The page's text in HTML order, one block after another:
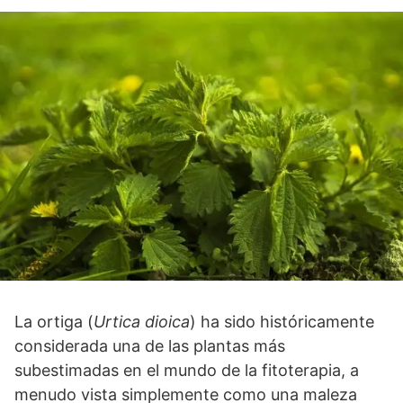
La ortiga (Urtica dioica) ha sido históricamente
considerada una de las plantas más
subestimadas en el mundo de la fitoterapia, a
menudo vista simplemente como una maleza